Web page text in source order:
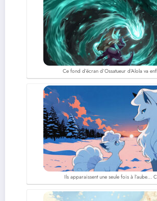
Ce fond d’écran d’Ossatueur d’Alola va
Ils apparaissent une seule fois à l’aube…